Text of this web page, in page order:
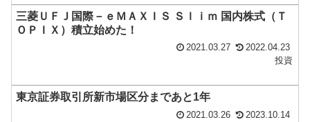
三菱ＵＦＪ国際－ｅＭＡＸＩＳ Ｓｌｉｍ 国内株式（Ｔ
ＯＰＩＸ）積立始めた！
2021.03.27
2022.04.23
投資
東京証券取引所新市場区分まであと1年
2021.03.26
2023.10.14